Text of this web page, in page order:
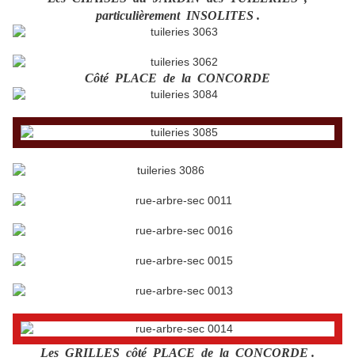
particulièrement INSOLITES .
Côté PLACE de la CONCORDE
Les GRILLES côté PLACE de la CONCORDE .